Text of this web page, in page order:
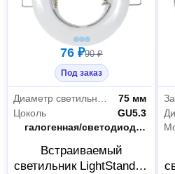
76 ₽90 ₽
Под заказ
75 мм
Цоколь
GU5.3
Тип лампы
галогенная/светодиодная
Встраиваемый
светильник LightStandart